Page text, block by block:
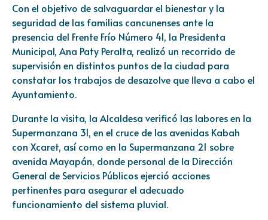
Con el objetivo de salvaguardar el bienestar y la
seguridad de las familias cancunenses ante la
presencia del Frente Frío Número 41, la Presidenta
Municipal, Ana Paty Peralta, realizó un recorrido de
supervisión en distintos puntos de la ciudad para
constatar los trabajos de desazolve que lleva a cabo el
Ayuntamiento.
Durante la visita, la Alcaldesa verificó las labores en la
Supermanzana 31, en el cruce de las avenidas Kabah
con Xcaret, así como en la Supermanzana 21 sobre
avenida Mayapán, donde personal de la Dirección
General de Servicios Públicos ejerció acciones
pertinentes para asegurar el adecuado
funcionamiento del sistema pluvial.